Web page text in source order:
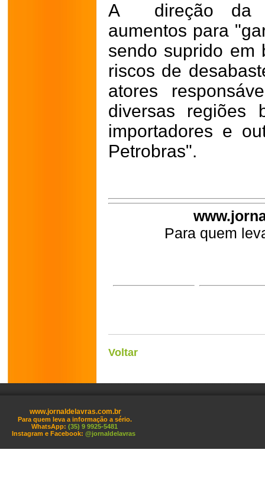
A direção da
aumentos para
sendo suprido em
riscos de
atores
diversas regiões
importadores e
Petrobras".
Para quem
Voltar
www.jornaldelavras.com.br
Para quem leva a informação a sério.
WhatsApp: (35) 9 9925-5481
Instagram e Facebook: @jornaldelavras